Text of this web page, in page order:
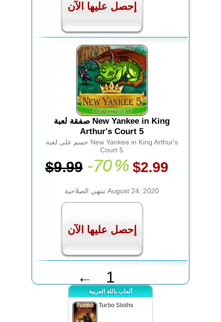
إحصل عليها الآن
صفقة لعبة New Yankee in King
Arthur's Court 5
حسم على لعبة New Yankee in King Arthur's
Court 5
$9.99 -70% $2.99
تنتهي الصلاحية August 24, 2020
إحصل عليها الآن
← 1
ألعاب باللة العربية
Turbo Sloths